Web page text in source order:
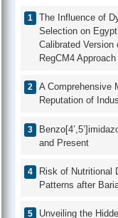
The Influence of
Selection on
Calibrated Version
RegCM4 Approach
A Comprehensive
Reputation of
and Present
Risk of Nutritional
Patterns after
Unveiling the